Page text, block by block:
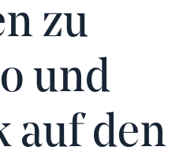
zu
und
auf den